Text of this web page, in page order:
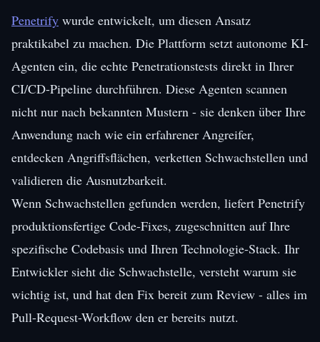
Penetrify wurde entwickelt, um diesen Ansatz
praktikabel zu machen. Die Plattform setzt autonome KI-
Agenten ein, die echte Penetrationstests direkt in Ihrer
CI/CD-Pipeline durchführen. Diese Agenten scannen
nicht nur nach bekannten Mustern - sie denken über Ihre
Anwendung nach wie ein erfahrener Angreifer,
entdecken Angriffsflächen, verketten Schwachstellen und
validieren die Ausnutzbarkeit.
Wenn Schwachstellen gefunden werden, liefert Penetrify
produktionsfertige Code-Fixes, zugeschnitten auf Ihre
spezifische Codebasis und Ihren Technologie-Stack. Ihr
Entwickler sieht die Schwachstelle, versteht warum sie
wichtig ist, und hat den Fix bereit zum Review - alles im
Pull-Request-Workflow den er bereits nutzt.